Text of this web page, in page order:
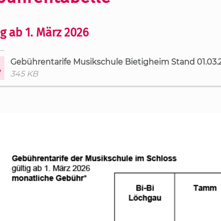
ab 1. März 2026
Gebührentarife Musikschule Bietigheim Stand
345 KB